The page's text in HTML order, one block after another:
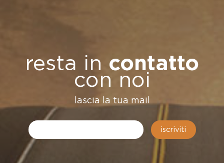
resta in contatto
con noi
lascia la tua mail
iscriviti